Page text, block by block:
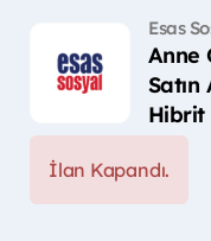
Esas
Anne
Hibrit
İlan Kapandı.